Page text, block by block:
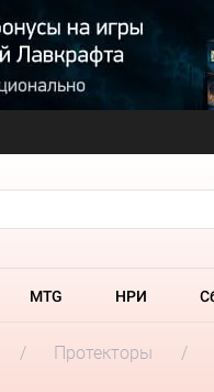
MTG НРИ
Протекторы